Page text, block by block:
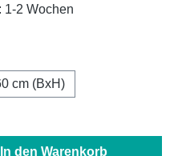
1-2 Wochen
cm (BxH)
gewünschten
In den Warenkorb